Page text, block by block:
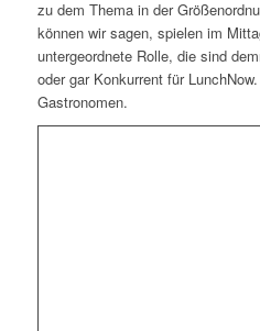
zu dem Thema in der
können wir sagen, spielen im
untergeordnete Rolle, die sind
oder gar Konkurrent für
Gastronomen.